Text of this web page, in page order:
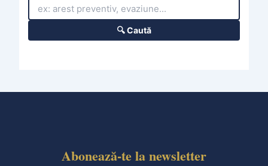
🔍 Caută
Abonează-te la newsletter